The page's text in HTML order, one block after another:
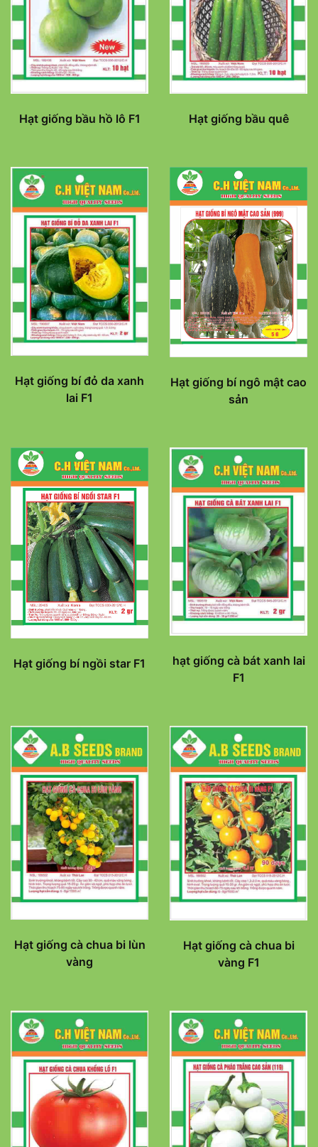
Hạt giống bầu hồ lô F1 Hạt giống bầu quê
Hạt giống bí đỏ da xanh
lai F1
Hạt giống bí ngô mật cao
sản
Hạt giống bí ngồi star F1
hạt giống cà bát xanh lai
F1
Hạt giống cà chua bi lùn
vàng
Hạt giống cà chua bi
vàng F1